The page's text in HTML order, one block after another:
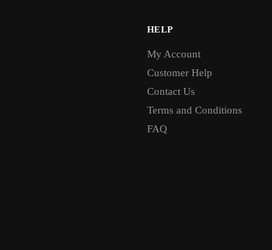
HELP
My Account
Customer Help
Contact Us
Terms and Conditions
FAQ